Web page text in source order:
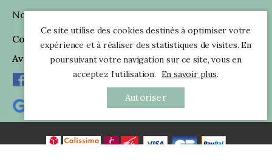
Nous Suivre

Coordonnées
Avis Clients
Ce site utilise des cookies destinés à optimiser votre
expérience et à réaliser des statistiques de visites. En
poursuivant votre navigation sur ce site, vous en
acceptez l’utilisation. En savoir plus.
Autoriser